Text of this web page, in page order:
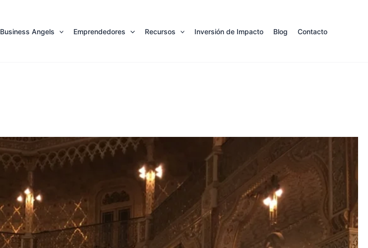
Business Angels Emprendedores Recursos Inversión de Impacto Blog Contacto